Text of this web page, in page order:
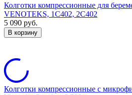
Колготки компрессионные для
VENOTEKS, 1С402, 2С402
5 090 руб.
В корзину
Колготки компрессионные с